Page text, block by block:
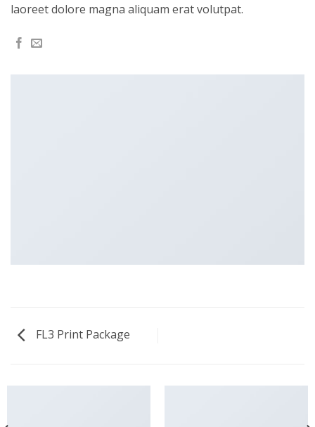
laoreet dolore magna aliquam erat volutpat.
FL3 Print Package